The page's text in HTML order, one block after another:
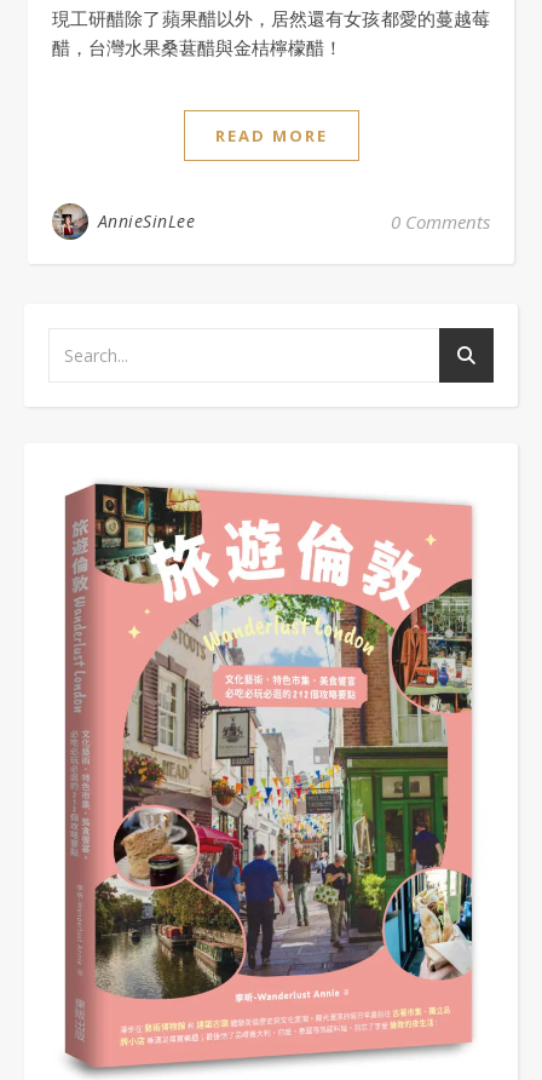
現工研醋除了蘋果醋以外，居然還有女孩都愛的蔓越莓
醋，台灣水果桑葚醋與金桔檸檬醋！
READ MORE
AnnieSinLee 0 Comments